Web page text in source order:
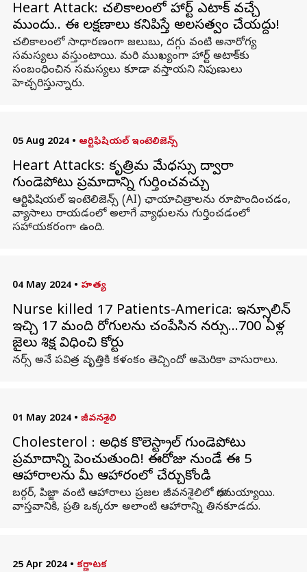
Heart Attack: చలికాలంలో హార్ట్ ఎటాక్ వచ్చే
ముందు.. ఈ లక్షణాలు కనిపిస్తే అలసత్వం చేయద్దు!
చలికాలంలో సాధారణంగా జలుబు, దగ్గు వంటి అనారోగ్య
సమస్యలు వస్తుంటాయి. మరి ముఖ్యంగా హార్ట్ అటాక్‌కు
సంబంధించిన సమస్యలు కూడా వస్తాయని నిపుణులు
హెచ్చరిస్తున్నారు.
05 Aug 2024 • ఆర్టిఫిషియల్ ఇంటెలిజెన్స్
Heart Attacks: కృత్రిమ మేధస్సు ద్వారా
గుండెపోటు ప్రమాదాన్ని గుర్తించవచ్చు
ఆర్టిఫిషియల్ ఇంటెలిజెన్స్ (AI) ఛాయాచిత్రాలను రూపొందించడం,
వ్యాసాలు రాయడంలో అలాగే వ్యాధులను గుర్తించడంలో
సహాయకరంగా ఉంది.
04 May 2024 • హత్య
Nurse killed 17 Patients-America: ఇన్సూలిన్​
ఇచ్చి 17 మంది రోగులను చంపేసిన నర్సు...700 ఏళ్ల
జైలు శిక్ష విధించి కోర్టు
నర్స్ అనే పవిత్ర వృత్తికి కళంకం తెచ్చిందో అమెరికా వాసురాలు.
01 May 2024 • జీవనశైలి
Cholesterol : అధిక కొలెస్ట్రాల్ గుండెపోటు
ప్రమాదాన్ని పెంచుతుంది! ఈరోజు నుండే ఈ 5
ఆహారాలను మీ ఆహారంలో చేర్చుకోండి
బర్గర్, పిజ్జా వంటి ఆహారాలు ప్రజల జీవనశైలిలో భాగమయ్యాయి.
వాస్తవానికి, ప్రతి ఒక్కరూ అలాంటి ఆహారాన్ని తినకూడదు.
25 Apr 2024 • కర్ణాటక